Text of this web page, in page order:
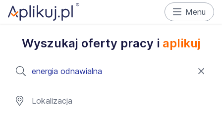
Menu
Wyszukaj oferty pracy i aplikuj